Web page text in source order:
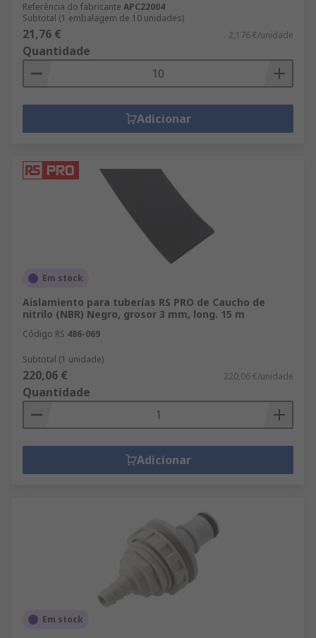
Referência do fabricante APC22004
Subtotal (1 embalagem de 10 unidades)
21,76 € 2,176 €/unidade
Quantidade
Adicionar
Em stock
Aislamiento para tuberías RS PRO de Caucho de
nitrilo (NBR) Negro, grosor 3 mm, long. 15 m
Código RS 486-069
Subtotal (1 unidade)
220,06 € 220,06 €/unidade
Quantidade
Adicionar
Em stock